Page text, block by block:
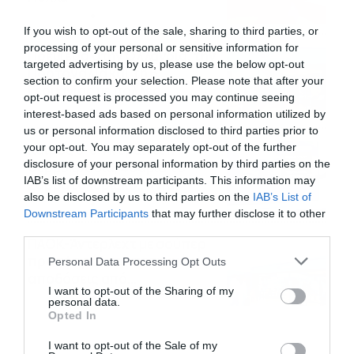
If you wish to opt-out of the sale, sharing to third parties, or
processing of your personal or sensitive information for
targeted advertising by us, please use the below opt-out
section to confirm your selection. Please note that after your
opt-out request is processed you may continue seeing
interest-based ads based on personal information utilized by
us or personal information disclosed to third parties prior to
your opt-out. You may separately opt-out of the further
disclosure of your personal information by third parties on the
IAB’s list of downstream participants. This information may
also be disclosed by us to third parties on the IAB’s List of
Downstream Participants that may further disclose it to other
Please note that this website/app uses one or more Google
not limited to your visit or usage behaviour. You may click to
grant or deny consent to Google and its third-party tags to
use your data for below specified purposes in below Google
consent section.
Personal Data Processing Opt Outs
I want to opt-out of the Sharing of my
personal data.
Opted In
I want to opt-out of the Sale of my
Πρεμιέρα στην Ολλανδία, την
Πορτογαλία και τη Β’
Γερμανίας με πολλές
στοιχηματικές επιλογές από
το ΠΑΜΕ ΣΤΟΙΧΗΜΑ
07/08/2026 16:41
Καιρός 6-8: Ανεβαίνει η
θερμοκρασία, 40άρια το
Σαββατοκύριακο… (vid)
06/08/2026 22:00
προσφορά* και ενισχυμένες
το Pamestoixima.gr
06/08/2026 14:02